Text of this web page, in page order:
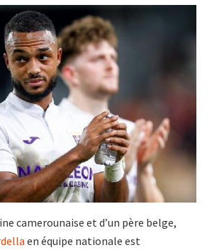
camerounaise et d’un père belge,
en équipe nationale est